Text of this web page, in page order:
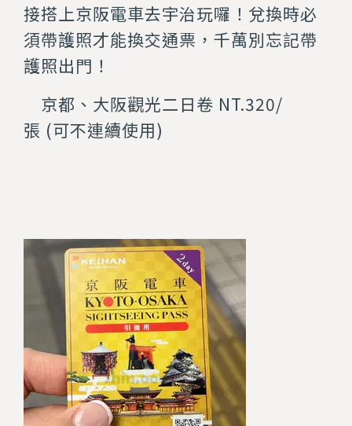
接搭上京阪電車去宇治玩囉！兌換時必
須帶護照才能換交通票，千萬別忘記帶
護照出門！
京都、大阪觀光二日卷 NT.320/
張 (可不連續使用)